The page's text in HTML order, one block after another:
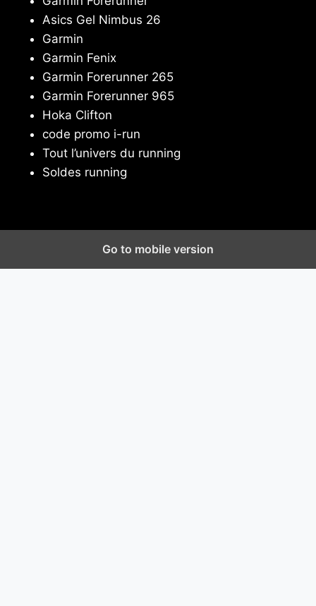
Asics Gel Nimbus 26
Garmin
Garmin Fenix
Garmin Forerunner 265
Garmin Forerunner 965
Hoka Clifton
code promo i-run
Tout l’univers du running
Soldes running
Go to mobile version